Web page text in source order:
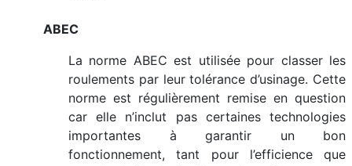
ABEC
La norme ABEC est utilisée pour classer les
roulements par leur tolérance d’usinage. Cette
norme est régulièrement remise en question
car elle n’inclut pas certaines technologies
importantes à garantir un bon
fonctionnement, tant pour l’efficience que